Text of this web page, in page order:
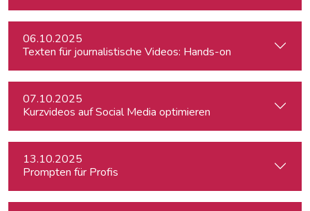
06.10.2025
Texten für journalistische Videos: Hands-on
07.10.2025
Kurzvideos auf Social Media optimieren
13.10.2025
Prompten für Profis